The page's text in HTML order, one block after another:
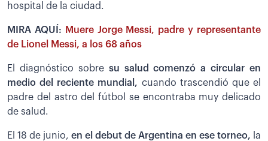
hospital de la ciudad.
MIRA AQUÍ:
Muere Jorge Messi, padre y representante
de Lionel Messi, a los 68 años
El diagnóstico sobresu salud comenzó a circular en
medio del reciente mundial, cuando trascendió que el
padre del astro del fútbol se encontraba muy delicado
de salud.
El 18 de junio, en el debut de Argentina en ese torneo, la